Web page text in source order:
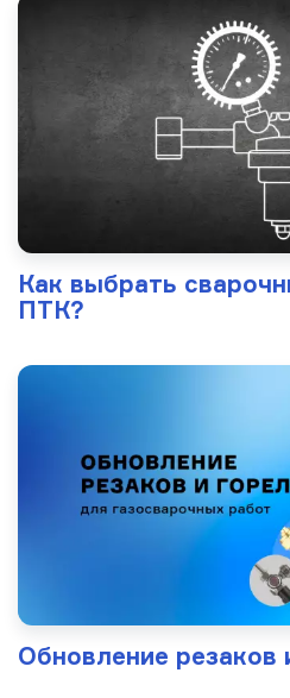
Как выбрать
ПТК?
Обновление резаков